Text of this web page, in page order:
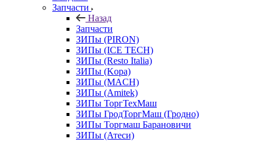
Запчасти
Назад
Запчасти
ЗИПы (PIRON)
ЗИПы (ICE TECH)
ЗИПы (Resto Italia)
ЗИПы (Kopa)
ЗИПы (MACH)
ЗИПы (Amitek)
ЗИПы ТоргТехМаш
ЗИПы ГродТоргМаш (Гродно)
ЗИПы Торгмаш Барановичи
ЗИПы (Атеси)